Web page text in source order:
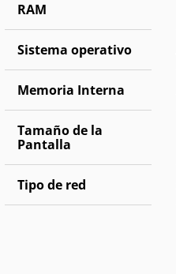
RAM
Sistema operativo
Memoria Interna
Tamaño de la
Pantalla
Tipo de red